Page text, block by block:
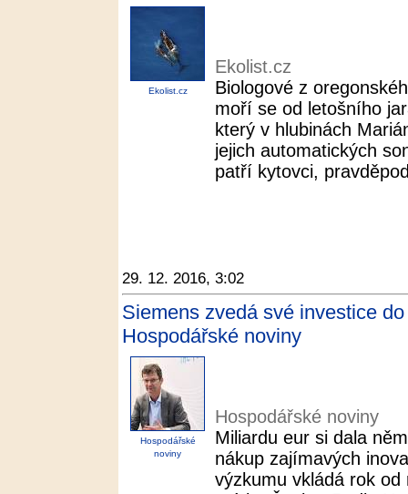
Ekolist.cz
Ekolist.cz
Biologové z
moří se od letošního
který v hlubinách
jejich automatických
patří kytovci,
29. 12. 2016, 3:02
Siemens zvedá své investice
Hospodářské noviny
Hospodářské
noviny
Hospodářské noviny
Miliardu eur si dala
nákup zajímavých
výzkumu vkládá rok